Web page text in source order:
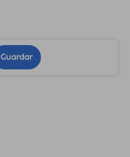
Guardar